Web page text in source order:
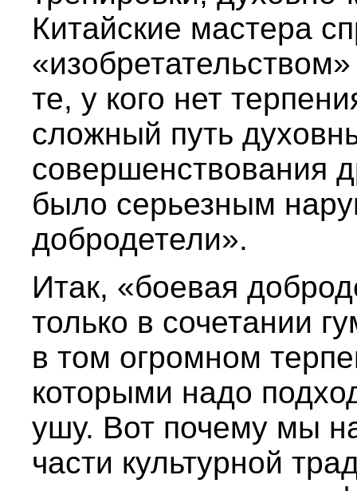
Китайские мастера
те, у кого нет
сложный путь
совершенствования
было серьезным
добродетели».
Итак, «боевая
только в сочетании
в том огромном
которыми надо
ушу. Вот почему мы
части культурной